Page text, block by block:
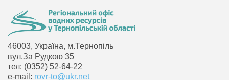
46003, Україна, м.Тернопіль
вул.За Рудкою 35
тел: (0352) 52-64-22
e-mail: rovr-to@ukr.net